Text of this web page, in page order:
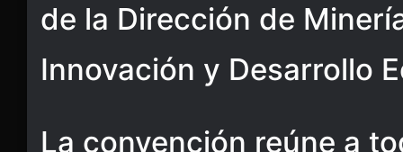
de la Dirección de
Innovación y Desarrollo
La convención reúne a